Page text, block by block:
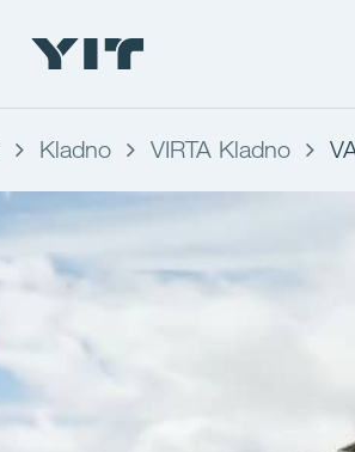
Kladno VIRTA Kladno